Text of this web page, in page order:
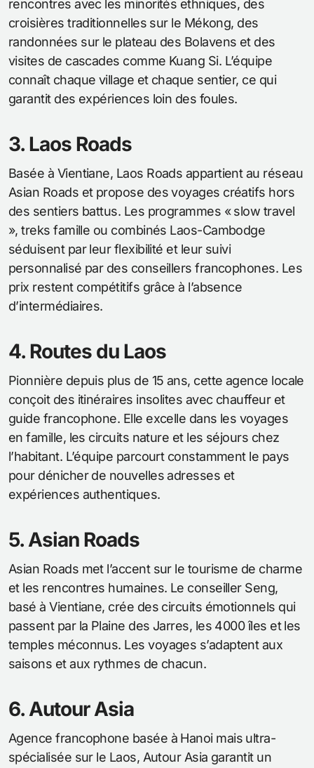
rencontres avec les minorités ethniques, des
croisières traditionnelles sur le Mékong, des
randonnées sur le plateau des Bolavens et des
visites de cascades comme Kuang Si. L’équipe
connaît chaque village et chaque sentier, ce qui
garantit des expériences loin des foules.
3. Laos Roads
Basée à Vientiane, Laos Roads appartient au réseau
Asian Roads et propose des voyages créatifs hors
des sentiers battus. Les programmes « slow travel
», treks famille ou combinés Laos-Cambodge
séduisent par leur flexibilité et leur suivi
personnalisé par des conseillers francophones. Les
prix restent compétitifs grâce à l’absence
d’intermédiaires.
4. Routes du Laos
Pionnière depuis plus de 15 ans, cette agence locale
conçoit des itinéraires insolites avec chauffeur et
guide francophone. Elle excelle dans les voyages
en famille, les circuits nature et les séjours chez
l’habitant. L’équipe parcourt constamment le pays
pour dénicher de nouvelles adresses et
expériences authentiques.
5. Asian Roads
Asian Roads met l’accent sur le tourisme de charme
et les rencontres humaines. Le conseiller Seng,
basé à Vientiane, crée des circuits émotionnels qui
passent par la Plaine des Jarres, les 4000 îles et les
temples méconnus. Les voyages s’adaptent aux
saisons et aux rythmes de chacun.
6. Autour Asia
Agence francophone basée à Hanoi mais ultra-
spécialisée sur le Laos, Autour Asia garantit un